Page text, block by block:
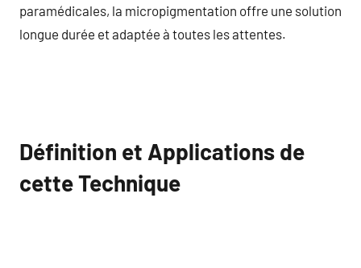
paramédicales, la micropigmentation offre une solution
longue durée et adaptée à toutes les attentes.
Définition et Applications de
cette Technique